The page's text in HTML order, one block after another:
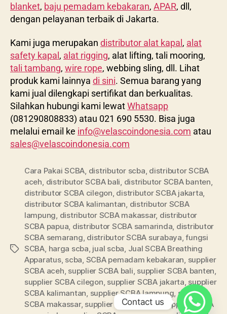
blanket, baju pemadam kebakaran, APAR, dll,
dengan pelayanan terbaik di Jakarta.
Kami juga merupakan distributor alat kapal , alat
safety kapal , alat rigging, alat lifting, tali mooring,
tali tambang, wire rope, webbing sling, dll. Lihat
produk kami lainnya di sini. Semua barang yang
kami jual dilengkapi sertifikat dan berkualitas.
Silahkan hubungi kami lewatWhatsapp
(081290808833) atau 021 690 5530. Bisa juga
melalui email ke info@velascoindonesia.com atau
sales@velascoindonesia.com
Cara Pakai SCBA, distributor scba, distributor SCBA
aceh, distributor SCBA bali, distributor SCBA banten,
distributor SCBA cilegon, distributor SCBA jakarta,
distributor SCBA kalimantan, distributor SCBA
lampung, distributor SCBA makassar, distributor
SCBA papua, distributor SCBA samarinda, distributor
SCBA semarang, distributor SCBA surabaya,fungsi
SCBA, harga scba, jual scba, Jual SCBA Breathing
Apparatus, scba, SCBA pemadam kebakaran, supplier
SCBA aceh, supplier SCBA bali, supplier SCBA banten,
supplier SCBA cilegon, supplier SCBA jakarta, supplier
SCBA kalimantan, supplier SCBA lampung, supplier
SCBA makassar, supplier SCBA papua,supplier SCBA
Contact us